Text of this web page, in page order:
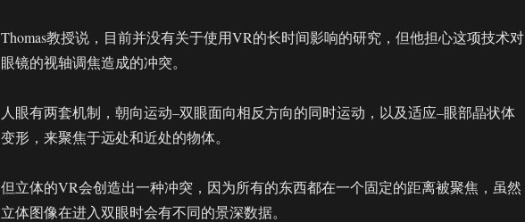
Thomas教授说，目前并没有关于使用VR的长时间影响的研究，但他担心这项技术对
眼镜的视轴调焦造成的冲突。
人眼有两套机制，朝向运动–双眼面向相反方向的同时运动，以及适应–眼部晶状体
变形，来聚焦于远处和近处的物体。
但立体的VR会创造出一种冲突，因为所有的东西都在一个固定的距离被聚焦，虽然
立体图像在进入双眼时会有不同的景深数据。